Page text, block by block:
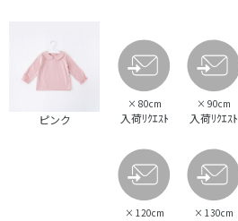
ピンク
× 80cm
入荷ﾘｸｴｽﾄ
× 90cm
入荷ﾘｸｴｽﾄ
× 120cm × 130cm